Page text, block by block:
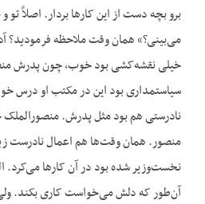
برو بچه دست از این کارها بردار. اصلاً
می‌بینی؟» همان وقت ملاحظه فرمودید؟
خیلی نقشه‌کشی بود خوب، چون پدرش
سیاستمداری بود این در مکتب او درس
نادرستی هم بود مثل پدرش. منصورالملک
منصور. همان وقت‌ها هم اعمال نادرست
نخست‌وزیر شده بود در آن کارها می‌کرد.
آن‌طور که دلش می‌خواست کاری بکند.